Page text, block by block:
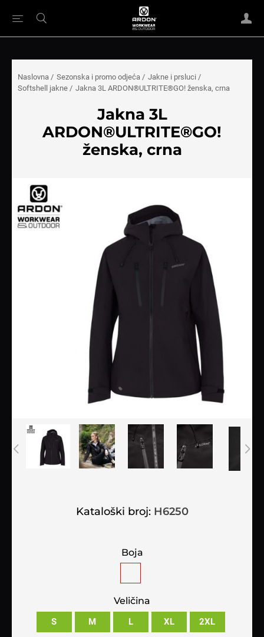
Naslovna / Sezonska i promo odjeća / Jakne i prsluci /
Softshell jakne / Jakna 3L ARDON®ULTRITE®GO! ženska, crna
Jakna 3L
ARDON®ULTRITE®GO!
ženska, crna
Kataloški broj: H6250
Boja
Veličina
S M L XL 2XL